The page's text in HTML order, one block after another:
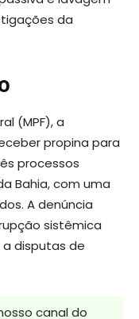
da
(MPF), a
propina para
processos
Bahia, com uma
A denúncia
sistêmica
disputas de
canal do